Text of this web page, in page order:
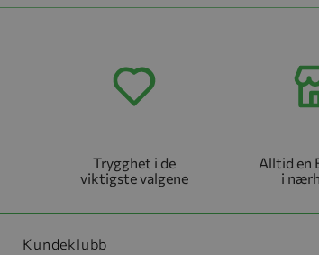
Trygghet i de
viktigste valgene
Alltid en
i
Kundeklubb